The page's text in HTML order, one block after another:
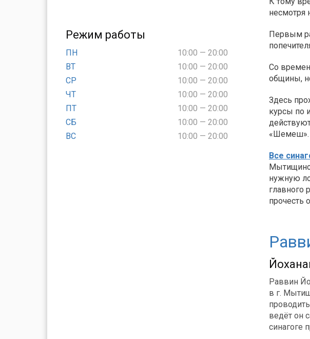
Режим работы
ПН
10:00 — 20:00
ВТ
10:00 — 20:00
СР
10:00 — 20:00
ЧТ
10:00 — 20:00
ПТ
10:00 — 20:00
СБ
10:00 — 20:00
ВС
10:00 — 20:00
несмотря
Первым
Со
общины,
Здесь
курсы по
«Шемеш».
Все
нужную
главного
прочесть
Раввин
в г.
ведёт он
синагоге